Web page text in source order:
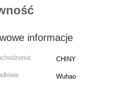
informacje
CHINY
Wuhao